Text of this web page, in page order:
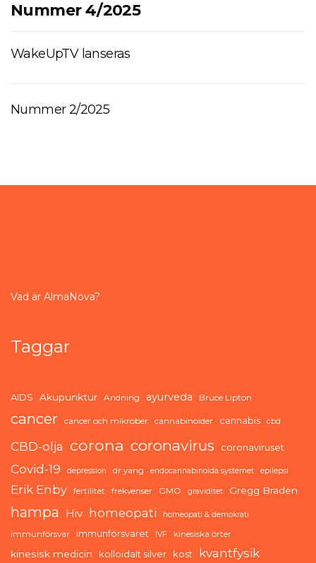
Nummer 4/2025
WakeUpTV lanseras
Nummer 2/2025
Vad är AlmaNova?
Taggar
AIDS Akupunktur Andning ayurveda Bruce Lipton
cancer cancer och mikrober cannabinoider cannabis cbd
CBD-olja corona coronavirus coronaviruset
Covid-19 depression dr yang endocannabinoida systemet epilepsi
Erik Enby fertilitet frekvenser GMO graviditet Gregg Braden
hampa Hiv homeopati homeopati & demokrati
immunförsvar immunförsvaret IVF kinesiska örter
kinesisk medicin kolloidalt silver kost kvantfysik